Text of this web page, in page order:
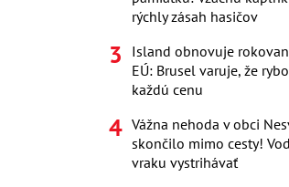
rýchly zásah hasičov
Island obnovuje
EÚ: Brusel varuje, že
každú cenu
Vážna nehoda v obci
skončilo mimo cesty!
vraku vystrihávať